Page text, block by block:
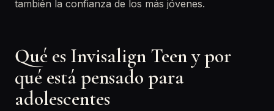
también la confianza de los más jóvenes.
Qué es Invisalign Teen y por
qué está pensado para
adolescentes